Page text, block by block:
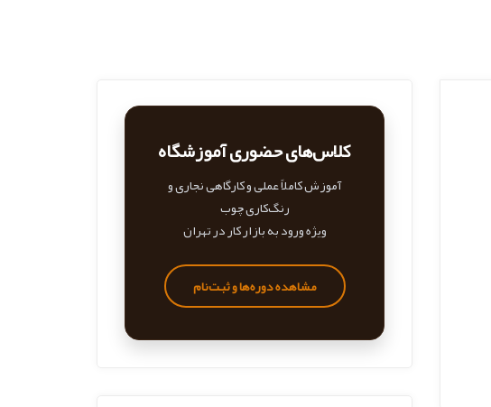
کلاس‌های حضوری آموزشگاه
آموزش کاملاً عملی و کارگاهی نجاری و
رنگ‌کاری چوب
ویژه ورود به بازار کار در تهران
مشاهده دوره‌ها و ثبت‌نام